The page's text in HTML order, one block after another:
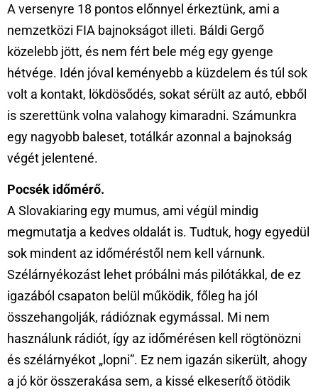
A versenyre 18 pontos előnnyel érkeztünk, ami a
nemzetközi FIA bajnokságot illeti. Báldi Gergő
közelebb jött, és nem fért bele még egy gyenge
hétvége. Idén jóval keményebb a küzdelem és túl sok
volt a kontakt, lökdösődés, sokat sérült az autó, ebből
is szerettünk volna valahogy kimaradni. Számunkra
egy nagyobb baleset, totálkár azonnal a bajnokság
végét jelentené.
Pocsék időmérő.
A Slovakiaring egy mumus, ami végül mindig
megmutatja a kedves oldalát is. Tudtuk, hogy egyedül
sok mindent az időméréstől nem kell várnunk.
Szélárnyékozást lehet próbálni más pilótákkal, de ez
igazából csapaton belül működik, főleg ha jól
összehangolják, rádióznak egymással. Mi nem
használunk rádiót, így az időmérésen kell rögtönözni
és szélárnyékot „lopni”. Ez nem igazán sikerült, ahogy
a jó kör összerakása sem, a kissé elkeserítő ötödik